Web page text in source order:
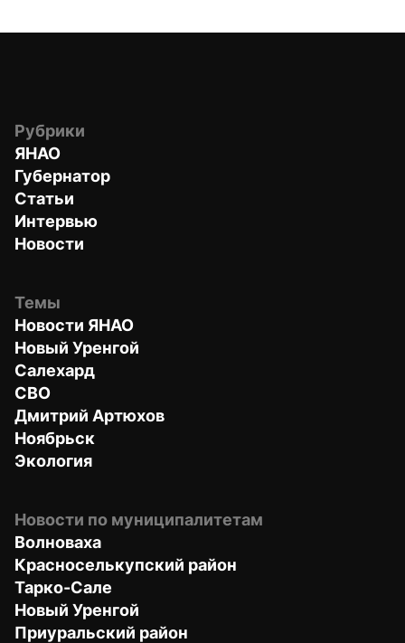
Рубрики
ЯНАО
Губернатор
Статьи
Интервью
Новости
Темы
Новости ЯНАО
Новый Уренгой
Салехард
СВО
Дмитрий Артюхов
Ноябрьск
Экология
Новости по муниципалитетам
Волноваха
Красноселькупский район
Тарко-Сале
Новый Уренгой
Приуральский район